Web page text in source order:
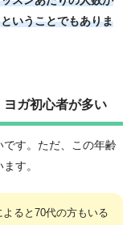
いうことでもありま
ガ初心者が多い
す。ただ、この年齢
す。
ると70代の方もいる